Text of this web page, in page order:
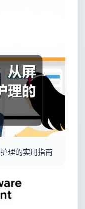
理的实用指南